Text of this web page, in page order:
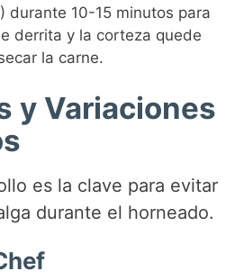
durante 10-15 minutos para
derrita y la corteza quede
la carne.
y Variaciones
es la clave para evitar
durante el horneado.